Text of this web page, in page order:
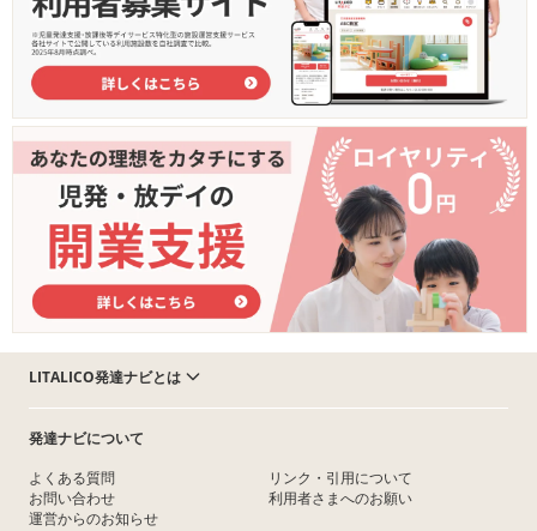
LITALICO発達ナビとは
発達ナビについて
よくある質問
お問い合わせ
運営からのお知らせ
リンク・引用について
利用者さまへのお願い